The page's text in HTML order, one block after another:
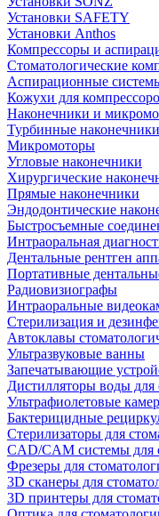
Установки SAFETY
Установки Anthos
Компрессоры и
Стоматологические
Аспирационные
Кожухи для
Наконечники и
Турбинные наконечники
Микромоторы
Угловые наконечники
Хирургические
Прямые наконечники
Эндодонтические
Быстросъемные
Интраоральная
Дентальные рентген
Портативные
Радиовизиографы
Интраоральные
Стерилизация и
Автоклавы
Ультразвуковые ванны
Запечатывающие
Дистилляторы воды для
Ультрафиолетовые
Бактерицидные
Стерилизаторы для
CAD/CAM системы для
Фрезеры для
3D cканеры для
3D принтеры для